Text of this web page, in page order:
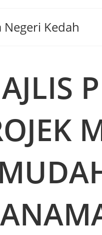
Negeri Kedah